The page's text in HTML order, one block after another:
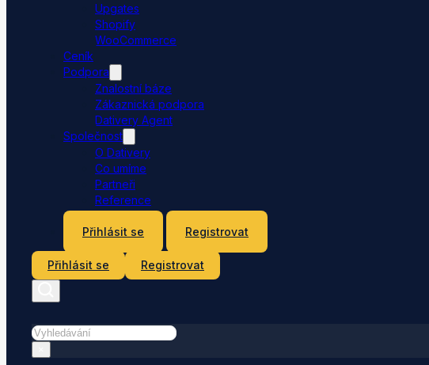
Upgates
Shopify
WooCommerce
Ceník
Podpora
Znalostní báze
Zákaznická podpora
Dativery Agent
Společnost
O Dativery
Co umíme
Partneři
Reference
Přihlásit se
Registrovat
Přihlásit se Registrovat
Hledat